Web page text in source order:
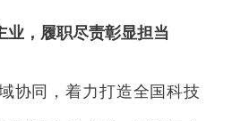
，履职尽责彰显担当
同，着力打造全国科技